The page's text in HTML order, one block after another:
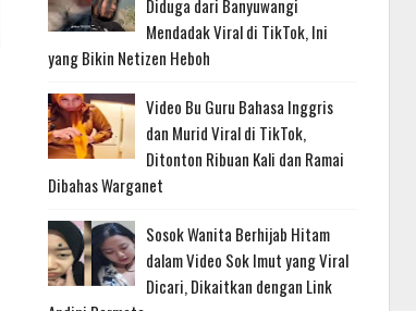
Diduga dari Banyuwangi
Mendadak Viral di TikTok, Ini
yang Bikin Netizen Heboh
Video Bu Guru Bahasa Inggris
dan Murid Viral di TikTok,
Ditonton Ribuan Kali dan Ramai
Dibahas Warganet
Sosok Wanita Berhijab Hitam
dalam Video Sok Imut yang Viral
Dicari, Dikaitkan dengan Link